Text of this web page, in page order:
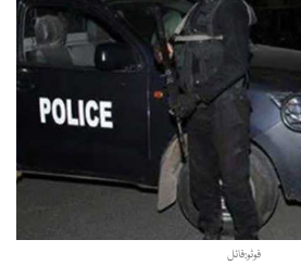
فوٹو:فائل